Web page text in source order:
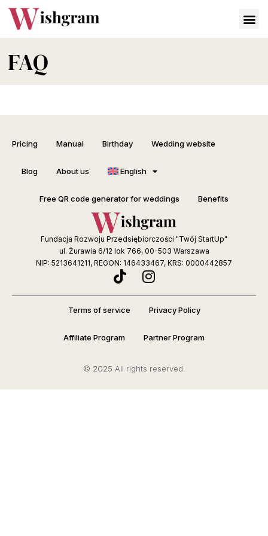
FAQ
Pricing Manual Birthday Wedding website
Blog About us English
Free QR code generator for weddings Benefits
Fundacja Rozwoju Przedsiębiorczości "Twój StartUp"
ul. Żurawia 6/12 lok 766, 00-503 Warszawa
NIP: 5213641211, REGON: 146433467, KRS: 0000442857
Terms of service Privacy Policy
Affiliate Program Partner Program
© 2025 All rights reserved.